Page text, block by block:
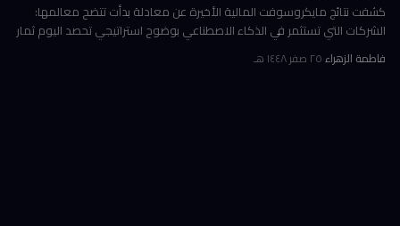
كشفت نتائج مايكروسوفت المالية الأخيرة عن معادلة بدأت تتضح معالمها:
الشركات التي تستثمر في الذكاء الاصطناعي بوضوح استراتيجي تحصد اليوم ثمار
الكفاءة وخفض التكاليف، بينما تتعثر أخرى في تحويل إنفاقها الضخ
فاطمة الزهراء·٢٥ صفر ١٤٤٨ هـ